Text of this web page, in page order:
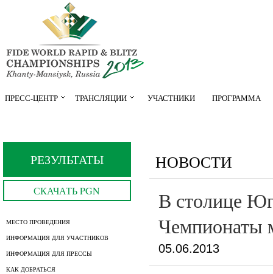
ПРЕСС-ЦЕНТР ТРАНСЛЯЦИИ УЧАСТНИКИ ПРОГРАММА
РЕЗУЛЬТАТЫ
СКАЧАТЬ PGN
МЕСТО ПРОВЕДЕНИЯ
ИНФОРМАЦИЯ ДЛЯ УЧАСТНИКОВ
ИНФОРМАЦИЯ ДЛЯ ПРЕССЫ
КАК ДОБРАТЬСЯ
НОВОСТИ
В столице
Чемпионаты
05.06.2013